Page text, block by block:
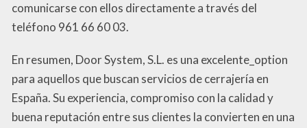
comunicarse con ellos directamente a través del
teléfono 961 66 60 03.
En resumen, Door System, S.L. es una excelente_option
para aquellos que buscan servicios de cerrajería en
España. Su experiencia, compromiso con la calidad y
buena reputación entre sus clientes la convierten en una